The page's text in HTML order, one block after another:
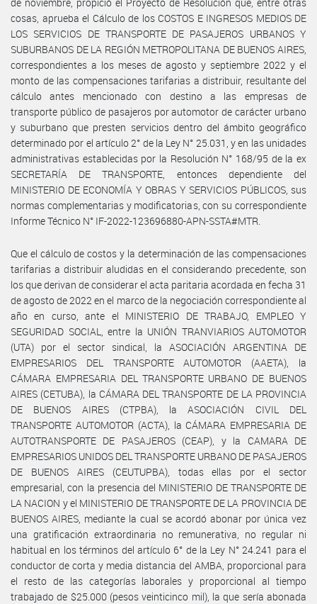
cosas, aprueba el Cálculo de los COSTOS E INGRESOS MEDIOS DE
LOS SERVICIOS DE TRANSPORTE DE PASAJEROS URBANOS Y
SUBURBANOS DE LA REGIÓN METROPOLITANA DE BUENOS AIRES,
correspondientes a los meses de agosto y septiembre 2022 y el
monto de las compensaciones tarifarias a distribuir, resultante del
cálculo antes mencionado con destino a las empresas de
transporte público de pasajeros por automotor de carácter urbano
y suburbano que presten servicios dentro del ámbito geográfico
determinado por el artículo 2° de la Ley N° 25.031, y en las unidades
administrativas establecidas por la Resolución N° 168/95 de la ex
SECRETARÍA DE TRANSPORTE, entonces dependiente del
MINISTERIO DE ECONOMÍA Y OBRAS Y SERVICIOS PÚBLICOS, sus
normas complementarias y modificatorias, con su correspondiente
Informe Técnico N° IF-2022-123696880-APN-SSTA#MTR.
Que el cálculo de costos y la determinación de las compensaciones
tarifarias a distribuir aludidas en el considerando precedente, son
los que derivan de considerar el acta paritaria acordada en fecha 31
de agosto de 2022 en el marco de la negociación correspondiente al
año en curso, ante el MINISTERIO DE TRABAJO, EMPLEO Y
SEGURIDAD SOCIAL, entre la UNIÓN TRANVIARIOS AUTOMOTOR
(UTA) por el sector sindical, la ASOCIACIÓN ARGENTINA DE
EMPRESARIOS DEL TRANSPORTE AUTOMOTOR (AAETA), la
CÁMARA EMPRESARIA DEL TRANSPORTE URBANO DE BUENOS
AIRES (CETUBA), la CÁMARA DEL TRANSPORTE DE LA PROVINCIA
DE BUENOS AIRES (CTPBA), la ASOCIACIÓN CIVIL DEL
TRANSPORTE AUTOMOTOR (ACTA), la CÁMARA EMPRESARIA DE
AUTOTRANSPORTE DE PASAJEROS (CEAP), y la CAMARA DE
EMPRESARIOS UNIDOS DEL TRANSPORTE URBANO DE PASAJEROS
DE BUENOS AIRES (CEUTUPBA), todas ellas por el sector
empresarial, con la presencia del MINISTERIO DE TRANSPORTE DE
LA NACION y el MINISTERIO DE TRANSPORTE DE LA PROVINCIA DE
BUENOS AIRES, mediante la cual se acordó abonar por única vez
una gratificación extraordinaria no remunerativa, no regular ni
habitual en los términos del artículo 6° de la Ley N° 24.241 para el
conductor de corta y media distancia del AMBA, proporcional para
el resto de las categorías laborales y proporcional al tiempo
trabajado de $25.000 (pesos veinticinco mil), la que sería abonada